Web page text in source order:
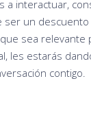
a interactuar,
ser un
sea relevante
les estarás
contigo.